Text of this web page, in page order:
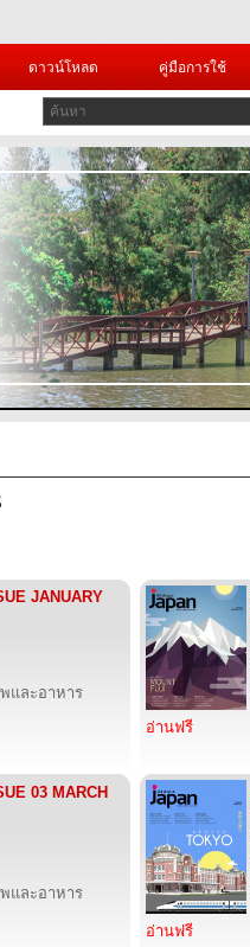
ดาวน์โหลด คู่มือการใช้
JANUARY
และอาหาร
อ่านฟรี
03 MARCH
และอาหาร
อ่านฟรี